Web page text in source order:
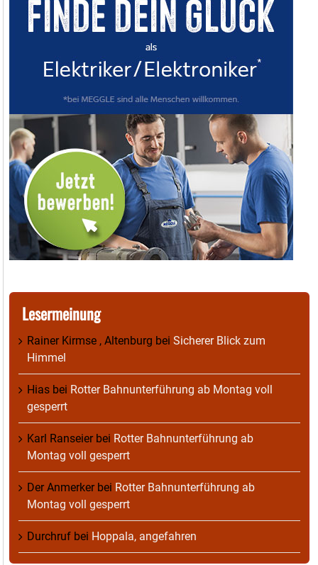
Lesermeinung
Rainer Kirmse , Altenburg bei Sicherer Blick zum
Himmel
Hias bei Rotter Bahnunterführung ab Montag voll
gesperrt
Karl Ranseierbei Rotter Bahnunterführung ab
Montag voll gesperrt
Der Anmerkerbei Rotter Bahnunterführung ab
Montag voll gesperrt
Durchruf bei Hoppala, angefahren